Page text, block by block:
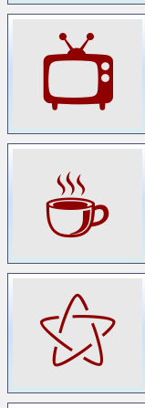
📺
☕
⚝